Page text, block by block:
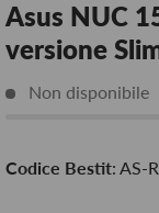
Asus NUC
versione
Non disponibile
Codice Bestit: AS-